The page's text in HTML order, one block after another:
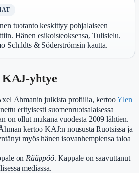
tuotanto keskittyy pohjalaiseen
Hänen esikoisteoksensa, Tulisielu,
Schildts & Söderströmsin kautta.
KAJ-yhtye
Åhmanin julkista profiilia, kertooYlen
erityisesti suomenruotsalaisessa
on ollut mukana vuodesta 2009 lähtien.
kertoo KAJ:n noususta Ruotsissa ja
myös hänen isovanhempiensa taloa
on Rääppöö. Kappale on saavuttanut
mediassa.